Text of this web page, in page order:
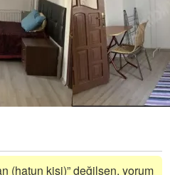
(hatun kişi)” değilsen, yorum